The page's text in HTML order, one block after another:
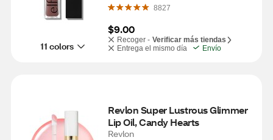
11 colors
8827
$9.00
Recoger - Verificar más tiendas
Entrega el mismo día
Envío
Revlon Super Lustrous Glimmer
Lip Oil, Candy Hearts
Revlon